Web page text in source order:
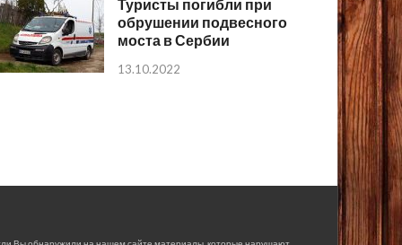
Туристы погибли при
обрушении подвесного
моста в Сербии
13.10.2022